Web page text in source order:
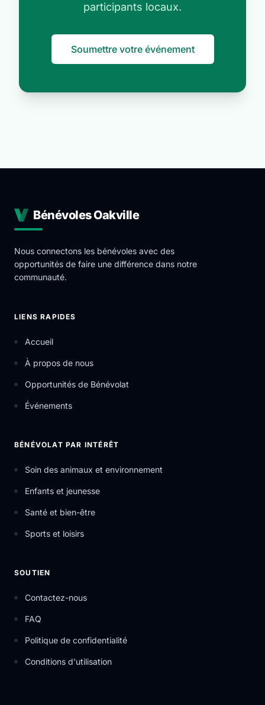
participants locaux.
Soumettre votre événement
Bénévoles Oakville
Nous connectons les bénévoles avec des
opportunités de faire une différence dans notre
communauté.
LIENS RAPIDES
Accueil
À propos de nous
Opportunités de Bénévolat
Événements
BÉNÉVOLAT PAR INTÉRÊT
Soin des animaux et environnement
Enfants et jeunesse
Santé et bien-être
Sports et loisirs
SOUTIEN
Contactez-nous
FAQ
Politique de confidentialité
Conditions d'utilisation